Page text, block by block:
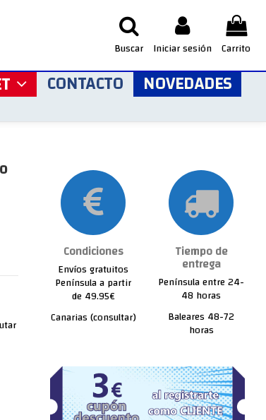
Buscar Iniciar sesión Carrito
CONTACTO NOVEDADES
Condiciones
Envíos gratuitos
Península a partir
de 49.95€
Canarias (consultar)
Tiempo de
entrega
Península entre 24-
48 horas
Baleares 48-72
horas